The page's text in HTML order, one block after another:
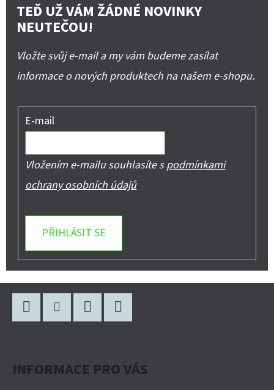
TEĎ UŽ VÁM ŽÁDNÉ NOVINKY
NEUTEČOU!
Vložte svůj e-mail a my vám budeme zasílat
informace o nových produktech na našem e-shopu.
E-mail
Vložením e-mailu souhlasíte spodmínkami
ochrany osobních údajů
PŘIHLÁSIT SE
INFORMACE PRO VÁS